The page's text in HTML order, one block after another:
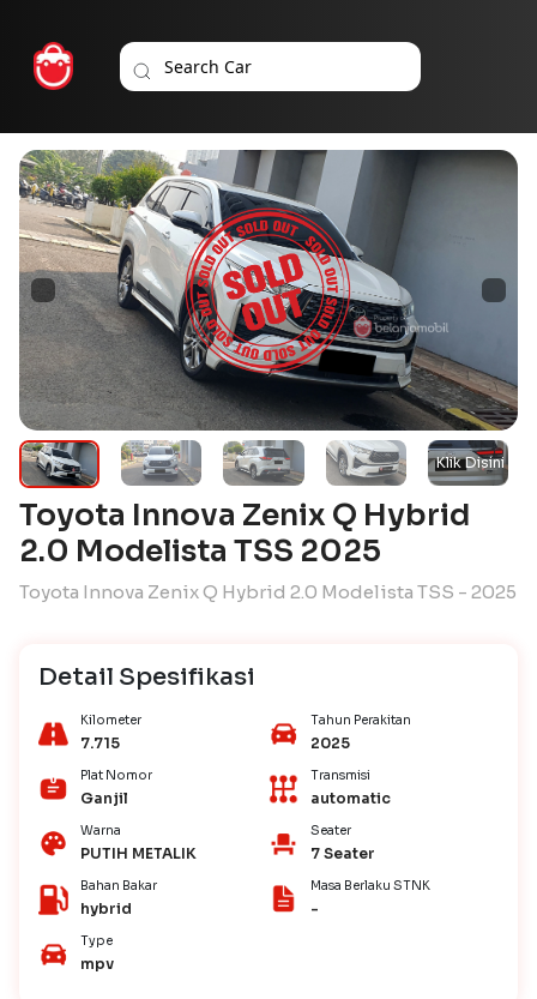
Toyota Innova Zenix Q Hybrid
2.0 Modelista TSS 2025
Toyota Innova Zenix Q Hybrid 2.0 Modelista TSS - 2025
Detail Spesifikasi
Kilometer
7.715
Tahun Perakitan
2025
Plat Nomor
Ganjil
Transmisi
automatic
Warna
PUTIH METALIK
Seater
7 Seater
Bahan Bakar
hybrid
Masa Berlaku STNK
-
Type
mpv